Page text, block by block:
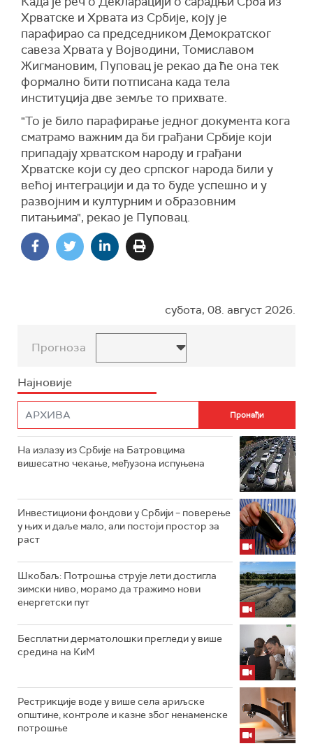
Хрватске и Хрвата из Србије, коју је
парафирао са председником Демократског
савеза Хрвата у Војводини, Томиславом
Жигмановим, Пуповац је рекао да ће она тек
формално бити потписана када тела
институција две земље то прихвате.
"То је било парафирање једног документа кога
сматрамо важним да би грађани Србије који
припадају хрватском народу и грађани
Хрватске који су део српског народа били у
већој интеграцији и да то буде успешно и у
развојним и културним и образовним
питањима", рекао је Пуповац.
субота, 08. август 2026.
Прогноза
Најновије
На излазу из Србије на Батровцима
вишесатно чекање, међузона испуњена
Инвестициони фондови у Србији – поверење
у њих и даље мало, али постоји простор за
раст
Шкобаљ: Потрошња струје лети достигла
зимски ниво, морамо да тражимо нови
енергетски пут
Бесплатни дерматолошки прегледи у више
средина на КиМ
Рестрикције воде у више села ариљске
општине, контроле и казне због ненаменске
потрошње